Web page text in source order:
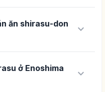
ăn shirasu-don
keyboard_arrow_down
ở Enoshima
keyboard_arrow_down